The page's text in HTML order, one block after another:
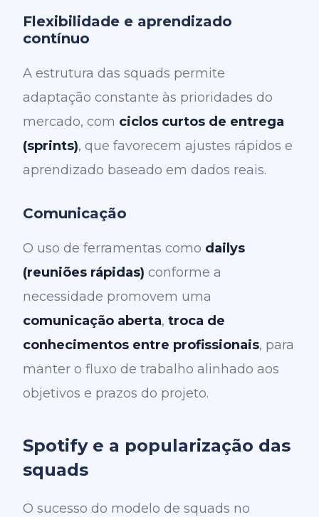
Flexibilidade e aprendizado
contínuo
A estrutura das squads permite
adaptação constante às prioridades do
mercado, com ciclos curtos de entrega
(sprints), que favorecem ajustes rápidos e
aprendizado baseado em dados reais.
Comunicação
O uso de ferramentas como dailys
(reuniões rápidas) conforme a
necessidade promovem uma
comunicação aberta, troca de
conhecimentos entre profissionais, para
manter o fluxo de trabalho alinhado aos
objetivos e prazos do projeto.
Spotify e a popularização das
squads
O sucesso do modelo de squads no